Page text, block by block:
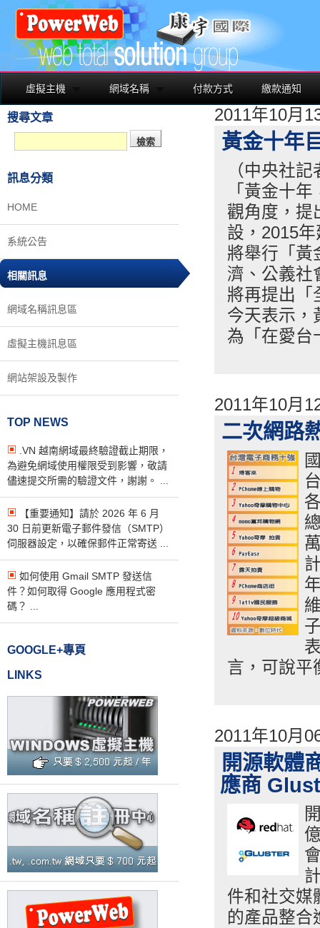
虛擬主機 網域名稱 付款方式 繳款通知
搜尋文章
訊息分類
HOME
系統公告
相關訊息
網域名稱訊息區
虛擬主機訊息區
網站架設及製作
TOP NEWS
.VN 越南網域最終驗證截止期限，
為避免網域使用權限受到影響，敬請
儘速提交所需的驗證文件，謝謝。 ...
【重要通知】請於 2026 年 6 月
30 日前更新電子郵件發信（SMTP）
伺服器設定，以確保郵件正常寄送 ...
如何使用 Gmail SMTP 發送信
件？如何取得 Google 應用程式密
碼？ ...
GOOGLE+專頁
LINKS
2011年10月
黃金十年
（中央社
「黃金十
觀角度，提
設，2015
將舉行「黃
濟、公義社
將再提出「
今天表示，
為「在愛台
2011年10月
二次網路
言，可說平
2011年10月
開源軟體
應商
件和社交媒
的產品整合